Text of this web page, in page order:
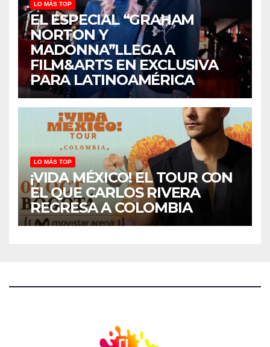
LO MÁS TOP
EL ESPECIAL “GRAHAM
NORTON Y
MADONNA”LLEGA A
FILM&ARTS EN EXCLUSIVA
PARA LATINOAMÉRICA
LO MÁS TOP
¡VIDA MÉXICO! EL TOUR CON
EL QUE CARLOS RIVERA
REGRESA A COLOMBIA